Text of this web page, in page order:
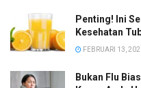
Penting! Ini
Kesehatan
FEBRUARI 13,
Bukan Flu